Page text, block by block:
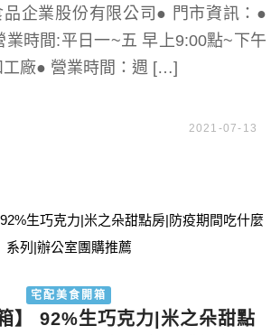
企業股份有限公司● 門市資訊：●
業時間:平日一~五 早上9:00點~下午
工廠● 營業時間：週 […]
2021-07-13
宅配美食開箱
】 92%生巧克力|米之朵甜點